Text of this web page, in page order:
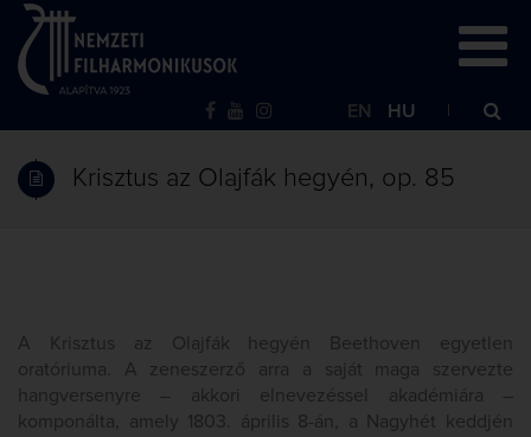
EN HU
Krisztus az Olajfák hegyén, op. 85
A Krisztus az Olajfák hegyén Beethoven egyetlen
oratóriuma. A zeneszerző arra a saját maga szervezte
hangversenyre – akkori elnevezéssel akadémiára –
komponálta, amely 1803. április 8-án, a Nagyhét keddjén